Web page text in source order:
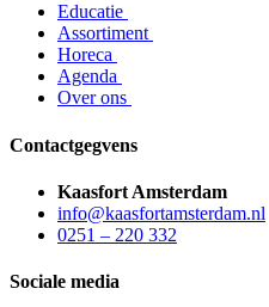
Educatie
Assortiment
Horeca
Agenda
Over ons
Contactgegvens
Kaasfort Amsterdam
info@kaasfortamsterdam.nl
0251 – 220 332
Sociale media